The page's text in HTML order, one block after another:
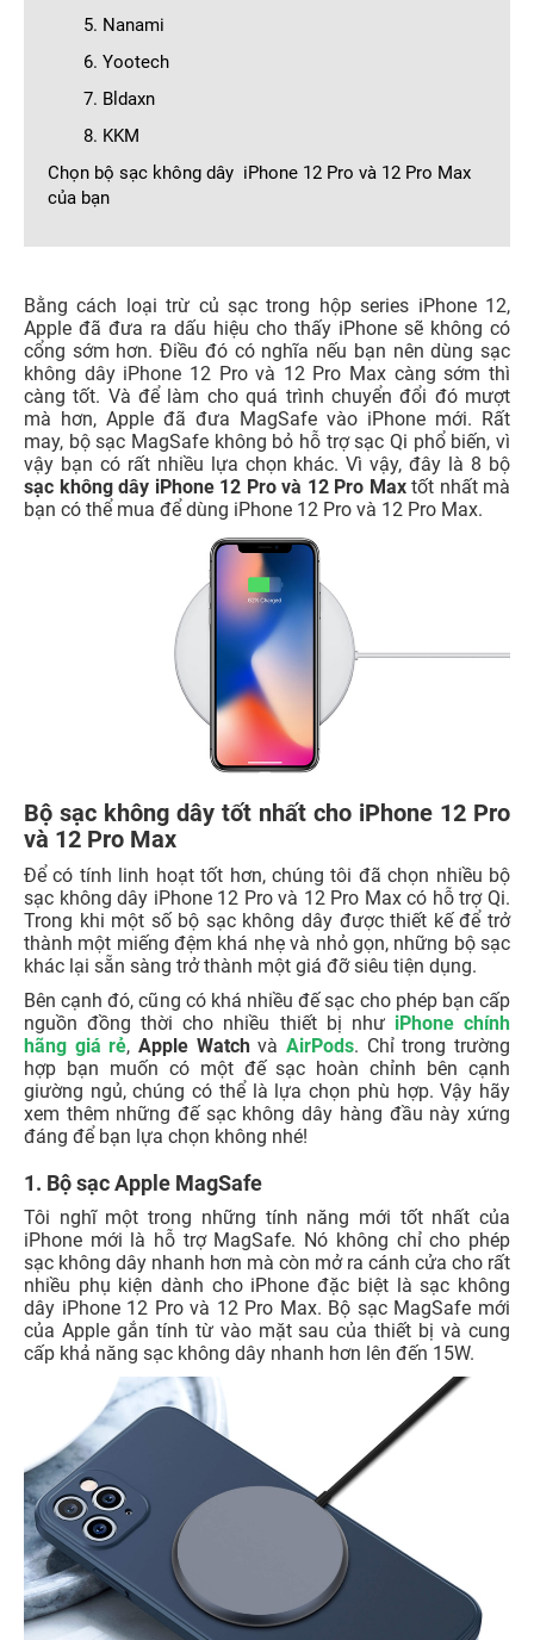
5. Nanami
6. Yootech
7. Bldaxn
8. KKM
Chọn bộ sạc không dây iPhone 12 Pro và 12 Pro Max
của bạn
Bằng cách loại trừ củ sạc trong hộp series iPhone 12,
Apple đã đưa ra dấu hiệu cho thấy iPhone sẽ không có
cổng sớm hơn. Điều đó có nghĩa nếu bạn nên dùng sạc
không dây iPhone 12 Pro và 12 Pro Max càng sớm thì
càng tốt. Và để làm cho quá trình chuyển đổi đó mượt
mà hơn, Apple đã đưa MagSafe vào iPhone mới. Rất
may, bộ sạc MagSafe không bỏ hỗ trợ sạc Qi phổ biến, vì
vậy bạn có rất nhiều lựa chọn khác. Vì vậy, đây là 8 bộ
sạc không dây iPhone 12 Pro và 12 Pro Maxtốt nhất mà
bạn có thể mua để dùng iPhone 12 Pro và 12 Pro Max.
Bộ sạc không dây tốt nhất cho iPhone 12 Pro
và 12 Pro Max
Để có tính linh hoạt tốt hơn, chúng tôi đã chọn nhiều bộ
sạc không dây iPhone 12 Pro và 12 Pro Max có hỗ trợ Qi.
Trong khi một số bộ sạc không dây được thiết kế để trở
thành một miếng đệm khá nhẹ và nhỏ gọn, những bộ sạc
khác lại sẵn sàng trở thành một giá đỡ siêu tiện dụng.
Bên cạnh đó, cũng có khá nhiều đế sạc cho phép bạn cấp
nguồn đồng thời cho nhiều thiết bị như iPhone chính
hãng giá rẻ,Apple WatchvàAirPods. Chỉ trong trường
hợp bạn muốn có một đế sạc hoàn chỉnh bên cạnh
giường ngủ, chúng có thể là lựa chọn phù hợp. Vậy hãy
xem thêm những đế sạc không dây hàng đầu này xứng
đáng để bạn lựa chọn không nhé!
1. Bộ sạc Apple MagSafe
Tôi nghĩ một trong những tính năng mới tốt nhất của
iPhone mới là hỗ trợ MagSafe. Nó không chỉ cho phép
sạc không dây nhanh hơn mà còn mở ra cánh cửa cho rất
nhiều phụ kiện dành cho iPhone đặc biệt là sạc không
dây iPhone 12 Pro và 12 Pro Max. Bộ sạc MagSafe mới
của Apple gắn tính từ vào mặt sau của thiết bị và cung
cấp khả năng sạc không dây nhanh hơn lên đến 15W.